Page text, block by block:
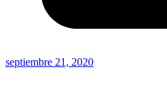
septiembre 21, 2020